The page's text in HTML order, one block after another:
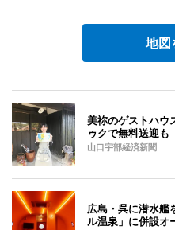
地図
美祢のゲストハウ
ゥクで無料送迎も
山口宇部経済新聞
広島・呉に潜水艦
ル温泉」に併設オ